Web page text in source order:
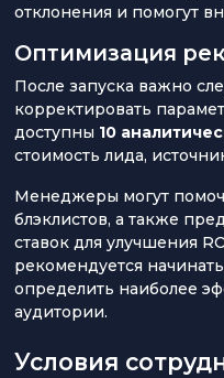
отклонения и помогут
Оптимизация
После запуска важно
корректировать
доступны 10
стоимость лида,
Менеджеры могут
блэклистов, а также
ставок для улучшения
рекомендуется
определить наиболее
аудитории.
Условия